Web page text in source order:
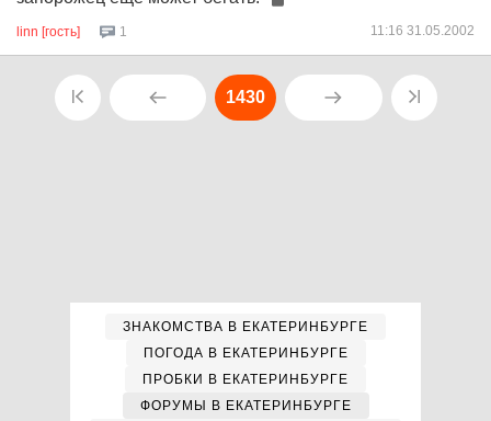
linn [гость] 1 11:16 31.05.2002
1430
ЗНАКОМСТВА В ЕКАТЕРИНБУРГЕ
ПОГОДА В ЕКАТЕРИНБУРГЕ
ПРОБКИ В ЕКАТЕРИНБУРГЕ
ФОРУМЫ В ЕКАТЕРИНБУРГЕ